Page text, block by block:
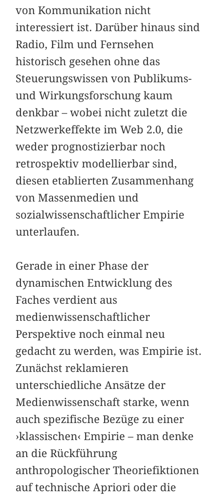
von Kommunikation nicht
interessiert ist. Darüber hinaus sind
Radio, Film und Fernsehen
historisch gesehen ohne das
Steuerungswissen von Publikums-
und Wirkungsforschung kaum
denkbar – wobei nicht zuletzt die
Netzwerkeffekte im Web 2.0, die
weder prognostizierbar noch
retrospektiv modellierbar sind,
diesen etablierten Zusammenhang
von Massenmedien und
sozialwissenschaftlicher Empirie
unterlaufen.
Gerade in einer Phase der
dynamischen Entwicklung des
Faches verdient aus
medienwissenschaftlicher
Perspektive noch einmal neu
gedacht zu werden, was Empirie ist.
Zunächst reklamieren
unterschiedliche Ansätze der
Medienwissenschaft starke, wenn
auch spezifische Bezüge zu einer
›klassischen‹ Empirie – man denke
an die Rückführung
anthropologischer Theoriefiktionen
auf technische Apriori oder die